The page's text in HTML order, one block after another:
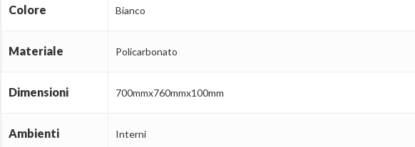
Colore Bianco
Materiale Policarbonato
Dimensioni 700mmx760mmx100mm
Ambienti Interni